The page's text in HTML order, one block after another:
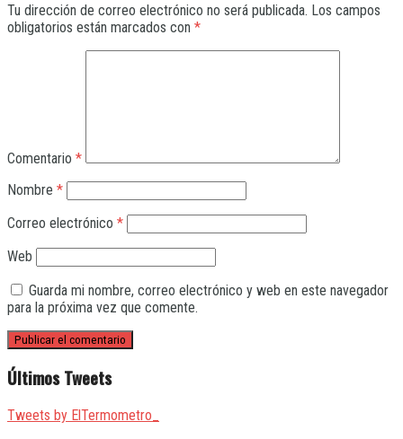
Tu dirección de correo electrónico no será publicada. Los campos
obligatorios están marcados con *
Comentario *
Nombre *
Correo electrónico *
Web
Guarda mi nombre, correo electrónico y web en este navegador
para la próxima vez que comente.
Últimos Tweets
Tweets by ElTermometro_